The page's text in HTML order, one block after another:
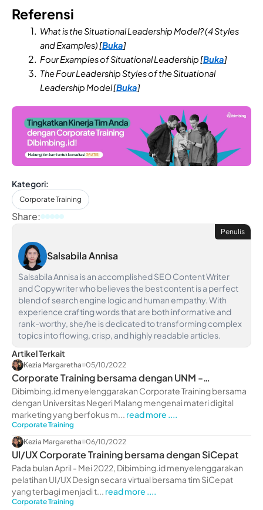
Referensi
What is the Situational Leadership Model? (4 Styles
and Examples) [Buka]
Four Examples of Situational Leadership [Buka]
The Four Leadership Styles of the Situational
Leadership Model [Buka]
Kategori:
Corporate Training
Share:
Penulis
Salsabila Annisa
Salsabila Annisa is an accomplished SEO Content Writer
and Copywriter who believes the best content is a perfect
blend of search engine logic and human empathy. With
experience crafting words that are both informative and
rank-worthy, she/he is dedicated to transforming complex
topics into flowing, crisp, and highly readable articles.
Artikel Terkait
Kezia Margaretha 05/10/2022
Corporate Training bersama dengan UNM -
dibimbing.id
Dibimbing.id menyelenggarakan Corporate Training bersama
dengan Universitas Negeri Malang mengenai materi digital
marketing yang berfokus m... read more ....
Corporate Training
Kezia Margaretha 06/10/2022
UI/UX Corporate Training bersama dengan SiCepat
Pada bulan April - Mei 2022, Dibimbing.id menyelenggarakan
pelatihan UI/UX Design secara virtual bersama tim SiCepat
yang terbagi menjadi t... read more ....
Corporate Training